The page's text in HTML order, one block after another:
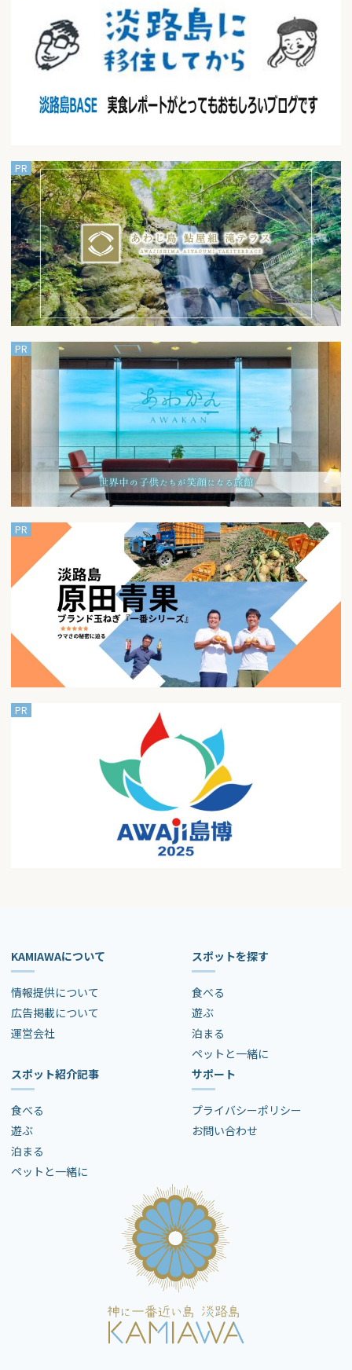
KAMIAWAについて
情報提供について
広告掲載について
運営会社
スポットを探す
食べる
遊ぶ
泊まる
ペットと一緒に
スポット紹介記事
食べる
遊ぶ
泊まる
ペットと一緒に
サポート
プライバシーポリシー
お問い合わせ